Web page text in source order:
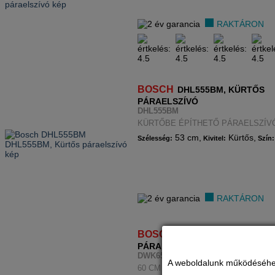
RAKTÁRON
BOSCH
DHL555BM, KÜRTŐS
PÁRAELSZÍVÓ
DHL555BM
KÜRTŐBE ÉPÍTHETŐ
Szélesség: 53 cm, Kivitel: Kürtős, Szín:
RAKTÁRON
BOSCH
PÁRAELSZÍVÓ
DWK65DK60
60 CM SZÉLES PÁRAELSZÍVÓ
A weboldalunk